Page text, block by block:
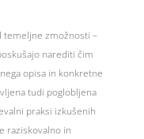
temeljne zmožnosti –
narediti čim
opisa in konkretne
tudi poglobljena
praksi izkušenih
raziskovalno in